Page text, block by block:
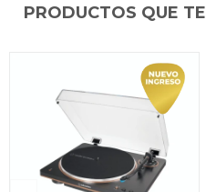
PRODUCTOS QUE